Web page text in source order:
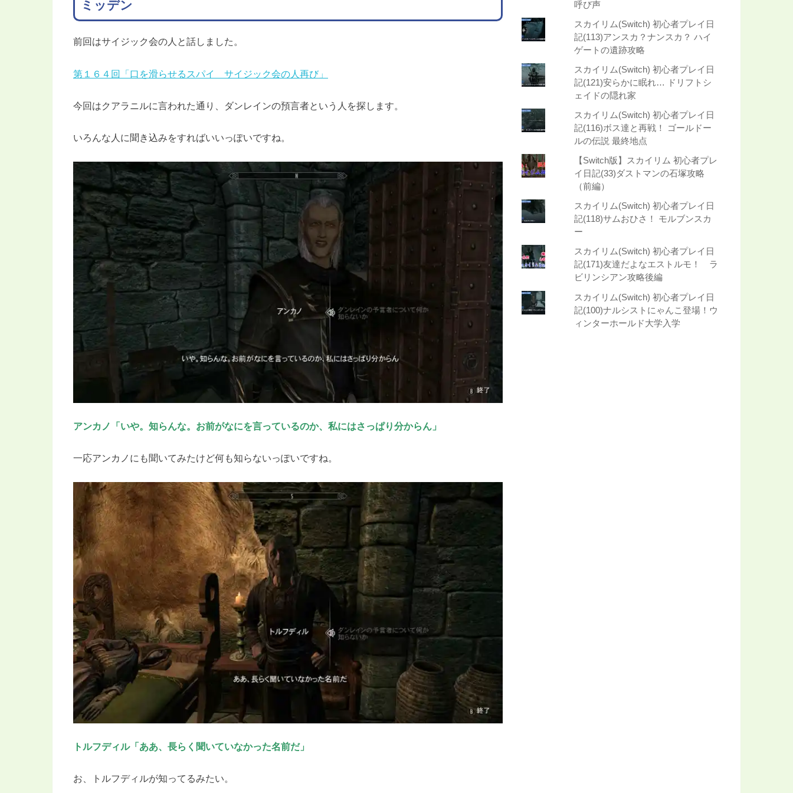
ミッデン
前回はサイジック会の人と話しました。
第１６４回「口を滑らせるスパイ サイジック会の人再び」
今回はクアラニルに言われた通り、ダンレインの預言者という人を探します。
いろんな人に聞き込みをすればいいっぽいですね。
アンカノ「いや。知らんな。お前がなにを言っているのか、私にはさっぱり分からん」
一応アンカノにも聞いてみたけど何も知らないっぽいですね。
トルフディル「ああ、長らく聞いていなかった名前だ」
お、トルフディルが知ってるみたい。
呼び声
スカイリム(Switch) 初心者プレイ日
記(113)アンスカ？ナンスカ？ ハイ
ゲートの遺跡攻略
スカイリム(Switch) 初心者プレイ日
記(121)安らかに眠れ… ドリフトシ
ェイドの隠れ家
スカイリム(Switch) 初心者プレイ日
記(116)ボス達と再戦！ ゴールドー
ルの伝説 最終地点
【Switch版】スカイリム 初心者プレ
イ日記(33)ダストマンの石塚攻略
（前編）
スカイリム(Switch) 初心者プレイ日
記(118)サムおひさ！ モルブンスカ
ー
スカイリム(Switch) 初心者プレイ日
記(171)友達だよなエストルモ！ ラ
ビリンシアン攻略後編
スカイリム(Switch) 初心者プレイ日
記(100)ナルシストにゃんこ登場！ウ
ィンターホールド大学入学